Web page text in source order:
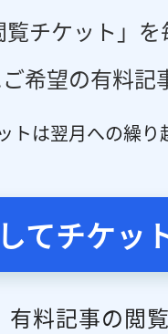
チケット」
希望の有料記
トは翌月への繰り
てチケッ
有料記事の閲